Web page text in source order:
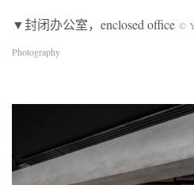
▼封闭办公室，enclosed office ©
Photography